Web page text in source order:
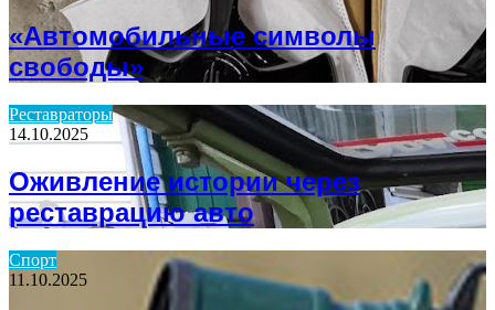
«Автомобильные символы
свободы»
Реставраторы
14.10.2025
Оживление истории через
реставрацию авто
Спорт
11.10.2025